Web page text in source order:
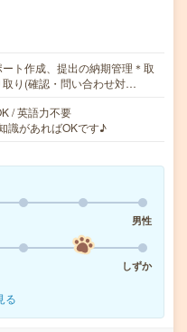
ト作成、提出の納期管理＊取
り(確認・問い合わせ対…
/ 英語力不要
識があればOKです♪
男性
しずか
る